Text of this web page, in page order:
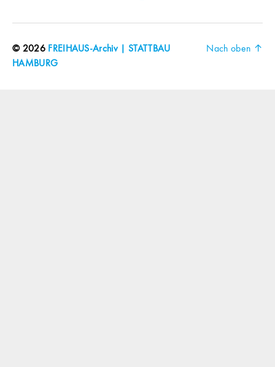
© 2026 FREIHAUS-Archiv | STATTBAU
HAMBURG
Nach oben ↑